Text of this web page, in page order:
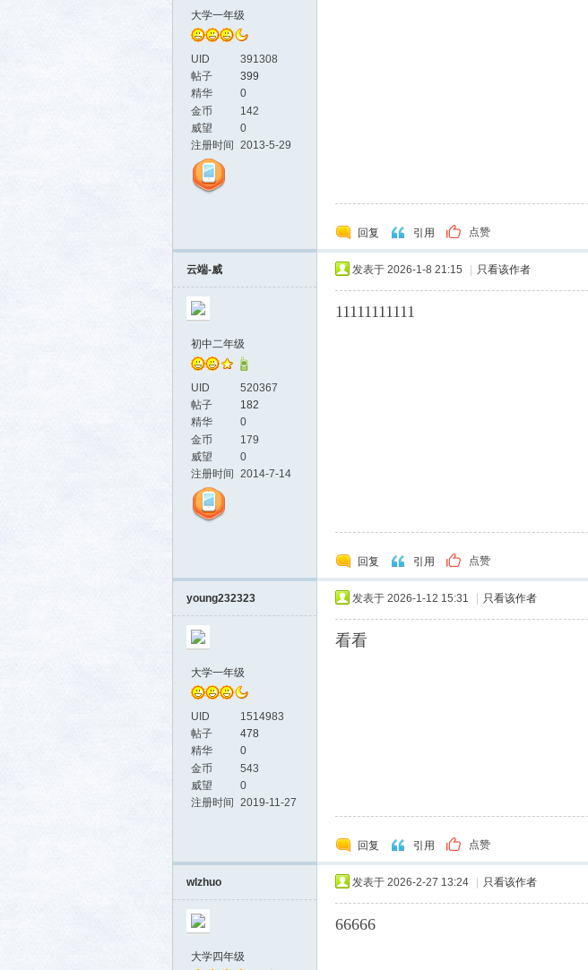
大学一年级
UID
391308
帖子
399
精华
0
金币
142
威望
0
注册时间
2013-5-29
回复 引用 点赞
云端-威
初中二年级
UID
520367
帖子
182
精华
0
金币
179
威望
0
注册时间
2014-7-14
发表于 2026-1-8 21:15 只看该作者
11111111111
回复 引用 点赞
young232323
大学一年级
UID
1514983
帖子
478
精华
0
金币
543
威望
0
注册时间
2019-11-27
发表于 2026-1-12 15:31 只看该作者
看看
回复 引用 点赞
wlzhuo
大学四年级
发表于 2026-2-27 13:24 只看该作者
66666